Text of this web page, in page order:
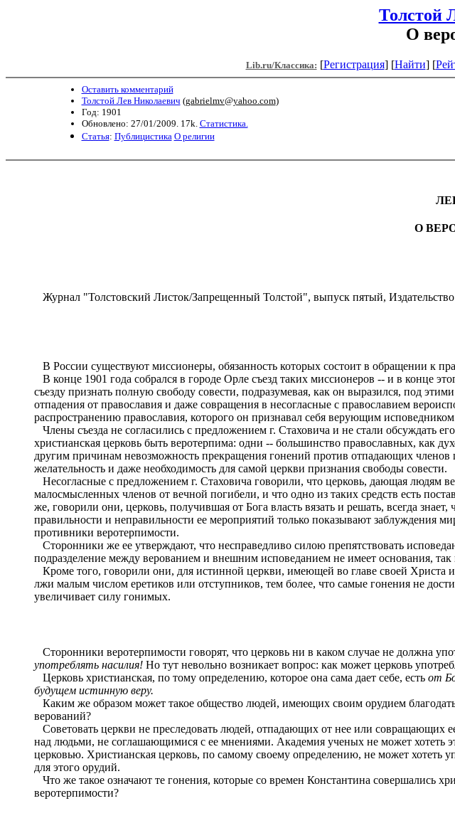
Толстой
О
Lib.ru/Классика: [Регистрация] [Найти] [
Оставить комментарий
Толстой Лев Николаевич (gabrielmv@yahoo.com)
Год: 1901
Обновлено: 27/01/2009. 17k. Статистика.
Статья: Публицистика О религии
О
Журнал "Толстовский Листок/Запрещенный Толстой", выпуск пятый,
В России существуют миссионеры, обязанность которых состоит в обращении к
В конце 1901 года собрался в городе Орле съезд таких миссионеров -- и в конце
съезду признать полную свободу совести, подразумевая, как он выразился, под
отпадения от православия и даже совращения в несогласные с православием
распространению православия, которого он признавал себя верующим
Члены съезда не согласились с предложением г. Стаховича и не стали
христианская церковь быть веротерпима: одни -- большинство православных, как
другим причинам невозможность прекращения гонений против отпадающих
желательность и даже необходимость для самой церкви признания свободы совести.
Несогласные с предложением г. Стаховича говорили, что церковь, дающая людям
малосмысленных членов от вечной погибели, и что одно из таких средств есть
же, говорили они, церковь, получившая от Бога власть вязать и решать, всегда
правильности и неправильности ее мероприятий только показывают заблуждения
противники веротерпимости.
Сторонники же ее утверждают, что несправедливо силою препятствовать
подразделение между верованием и внешним исповеданием не имеет основания,
Кроме того, говорили они, для истинной церкви, имеющей во главе своей Христа
лжи малым числом еретиков или отступников, тем более, что самые гонения не
увеличивает силу гонимых.
Сторонники веротерпимости говорят, что церковь ни в каком случае не должна
употреблять насилия! Но тут невольно возникает вопрос: как может церковь
Церковь христианская, по тому определению, которое она сама дает себе, есть от
будущем истинную веру.
Каким же образом может такое общество людей, имеющих своим орудием
верований?
Советовать церкви не преследовать людей, отпадающих от нее или совращающих
над людьми, не соглашающимися с ее мнениями. Академия ученых не может хотеть
церковью. Христианская церковь, по самому своему определению, не может хотеть
для этого орудий.
Что же такое означают те гонения, которые со времен Константина совершались
веротерпимости?